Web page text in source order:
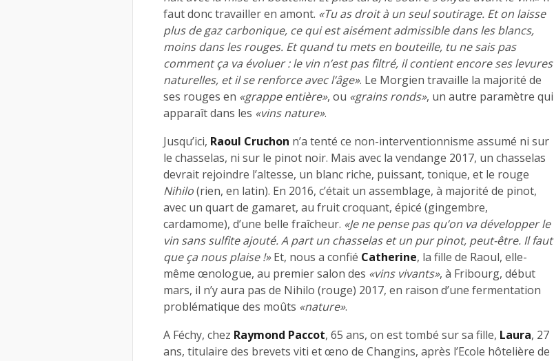
faut donc travailler en amont. «Tu as droit à un seul soutirage. Et on laisse
plus de gaz carbonique, ce qui est aisément admissible dans les blancs,
moins dans les rouges. Et quand tu mets en bouteille, tu ne sais pas
comment ça va évoluer : le vin n’est pas filtré, il contient encore ses levures
naturelles, et il se renforce avec l’âge». Le Morgien travaille la majorité de
ses rouges en «grappe entière», ou «grains ronds», un autre paramètre qui
apparaît dans les «vins nature».
Jusqu’ici, Raoul Cruchon n’a tenté ce non-interventionnisme assumé ni sur
le chasselas, ni sur le pinot noir. Mais avec la vendange 2017, un chasselas
devrait rejoindre l’altesse, un blanc riche, puissant, tonique, et le rouge
Nihilo(rien, en latin). En 2016, c’était un assemblage, à majorité de pinot,
avec un quart de gamaret, au fruit croquant, épicé (gingembre,
cardamome), d’une belle fraîcheur. «Je ne pense pas qu’on va développer le
vin sans sulfite ajouté. A part un chasselas et un pur pinot, peut-être. Il faut
que ça nous plaise !»Et, nous a confié Catherine, la fille de Raoul, elle-
même œnologue, au premier salon des «vins vivants», à Fribourg, début
mars, il n’y aura pas de Nihilo (rouge) 2017, en raison d’une fermentation
problématique des moûts «nature».
A Féchy, chez Raymond Paccot, 65 ans, on est tombé sur sa fille, Laura, 27
ans, titulaire des brevets viti et œno de Changins, après l’Ecole hôtelière de